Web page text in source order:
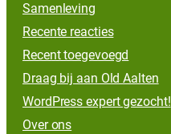
Samenleving
Recente reacties
Recent toegevoegd
Draag bij aan Old Aalten
WordPress expert gezocht!
Over ons